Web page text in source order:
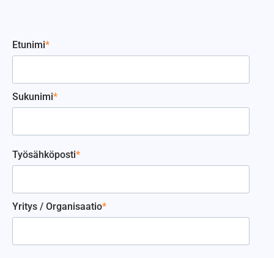
Etunimi*
Sukunimi*
Työsähköposti*
Yritys / Organisaatio*